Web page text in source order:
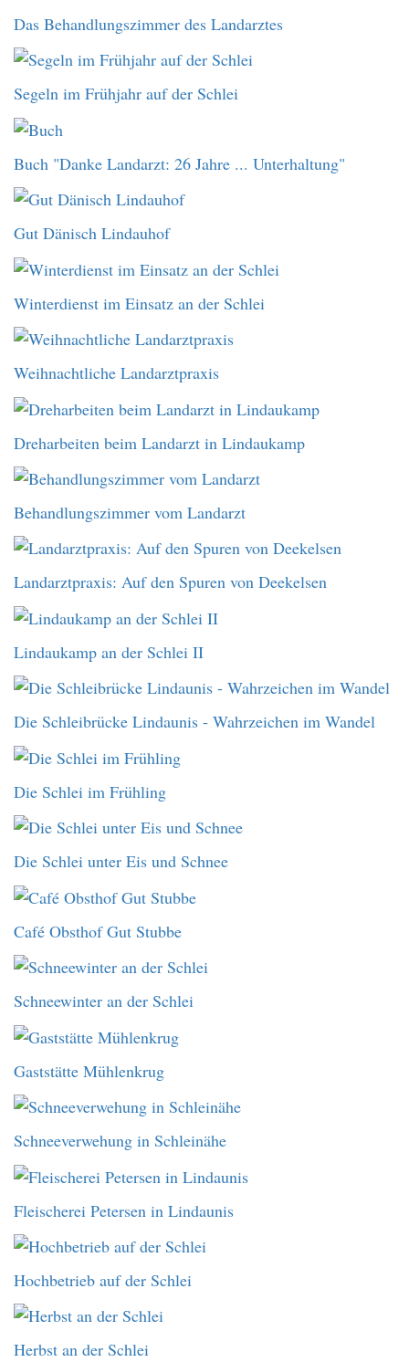
Das Behandlungszimmer des Landarztes
Segeln im Frühjahr auf der Schlei
Buch "Danke Landarzt: 26 Jahre ... Unterhaltung"
Gut Dänisch Lindauhof
Winterdienst im Einsatz an der Schlei
Weihnachtliche Landarztpraxis
Dreharbeiten beim Landarzt in Lindaukamp
Behandlungszimmer vom Landarzt
Landarztpraxis: Auf den Spuren von Deekelsen
Lindaukamp an der Schlei II
Die Schleibrücke Lindaunis - Wahrzeichen im Wandel
Die Schlei im Frühling
Die Schlei unter Eis und Schnee
Café Obsthof Gut Stubbe
Schneewinter an der Schlei
Gaststätte Mühlenkrug
Schneeverwehung in Schleinähe
Fleischerei Petersen in Lindaunis
Hochbetrieb auf der Schlei
Herbst an der Schlei